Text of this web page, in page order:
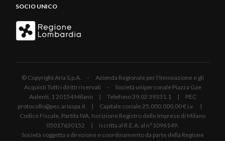
SOCIO UNICO
© Copyright Aria S.p.A. - Azienda Regionale per l'Innovazione e gli
Acquisti Tutti i diritti riservati - Società unipersonale Piazza Gae
Aulenti, 1 20154 Milano | Telefono 39.02 39331.1 | PEC
protocollo@pec.ariaspa.it | Capitale sociale 25.000.000,00 € i.v. |
Codice Fiscale, Partita IVA, Iscrizione Registro delle Imprese di Milano
05017630152 | Iscritta al R.E.A. al n°1096149.
Società soggetta a direzione e coordinamento da parte della Regione